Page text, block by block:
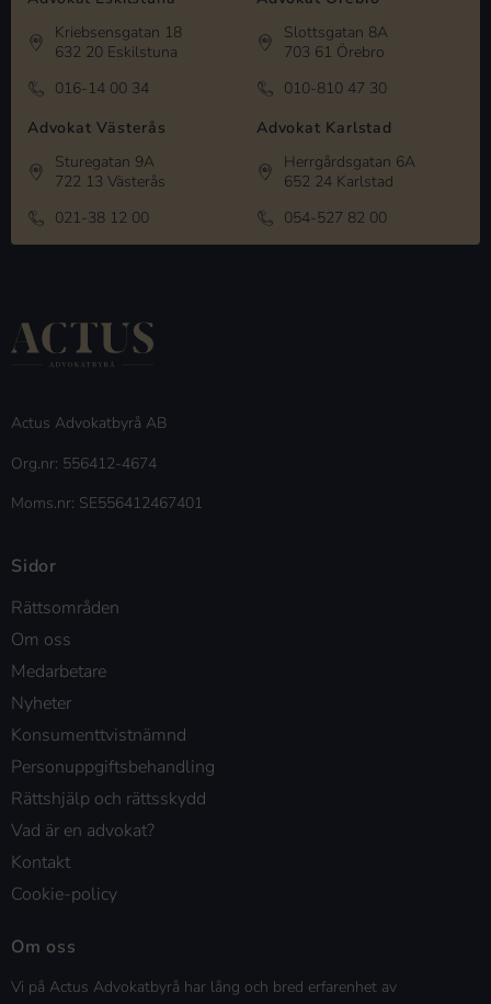
Kriebsensgatan 18
632 20 Eskilstuna
016-14 00 34
Slottsgatan 8A
703 61 Örebro
010-810 47 30
Advokat Västerås
Sturegatan 9A
722 13 Västerås
021-38 12 00
Advokat Karlstad
Herrgårdsgatan 6A
652 24 Karlstad
054-527 82 00
Actus Advokatbyrå AB
Org.nr: 556412-4674
Moms.nr: SE556412467401
Sidor
Rättsområden
Om oss
Medarbetare
Nyheter
Konsumenttvistnämnd
Personuppgiftsbehandling
Rättshjälp och rättsskydd
Vad är en advokat?
Kontakt
Cookie-policy
Om oss
Vi på Actus Advokatbyrå har lång och bred erfarenhet av